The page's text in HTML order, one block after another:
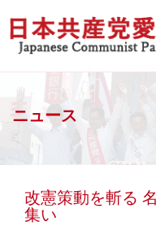
ニュース
改憲策動を斬る
集い